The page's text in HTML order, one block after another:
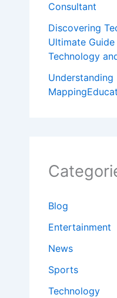
Consultant
Discovering
Ultimate
Technology
Understanding
Blog
Entertainment
News
Sports
Technology